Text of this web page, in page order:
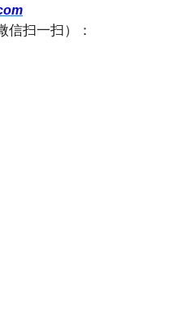
信扫一扫）：